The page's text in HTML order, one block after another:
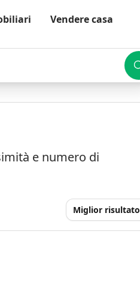
Vendere casa
e numero di
Miglior risultato